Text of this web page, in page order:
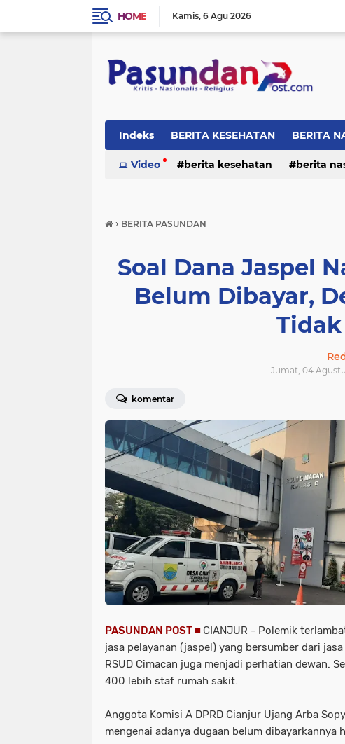
HOME Kamis 6 Agu 2026
Indeks BERITA KESEHATAN BERITA
RELIGI
Video berita kesehatan berita
› BERITA PASUNDAN
Soal Dana Jaspel
Belum Dibayar,
Jumat, 04
komentar
PASUNDAN POST ■ CIANJUR - Polemik
jasa pelayanan (jaspel) yang bersumber dari
RSUD Cimacan juga menjadi perhatian dewan.
400 lebih staf rumah sakit.
Anggota Komisi A DPRD Cianjur Ujang Arba
mengenai adanya dugaan belum dibayarkannya